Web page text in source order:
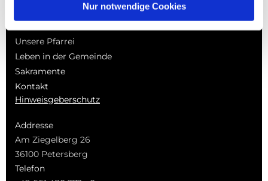
Nur notwendige Cookies
Pfarrbrief | Termine |
Berichte
Unsere Pfarrei
Leben in der Gemeinde
Sakramente
Kontakt
Hinweisgeberschutz
Addresse
Am Ziegelberg 26
36100 Petersberg
Telefon